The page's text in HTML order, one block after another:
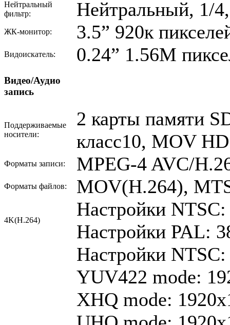
Нейтральный
фильтр:
Нейтральный, 1/
ЖК-монитор: 3.5” 920к
Видоискатель: 0.24” 1.56M
Видео/Аудио
запись
Поддерживаемые
носители:
2 карты памяти
класс10, MOV
Форматы записи: MPEG-4 AVC/
Форматы файлов: MOV(H.264),
4K(H.264)
Настройки
Настройки PAL:
Настройки NTSC:
YUV422 mode:
XHQ mode: